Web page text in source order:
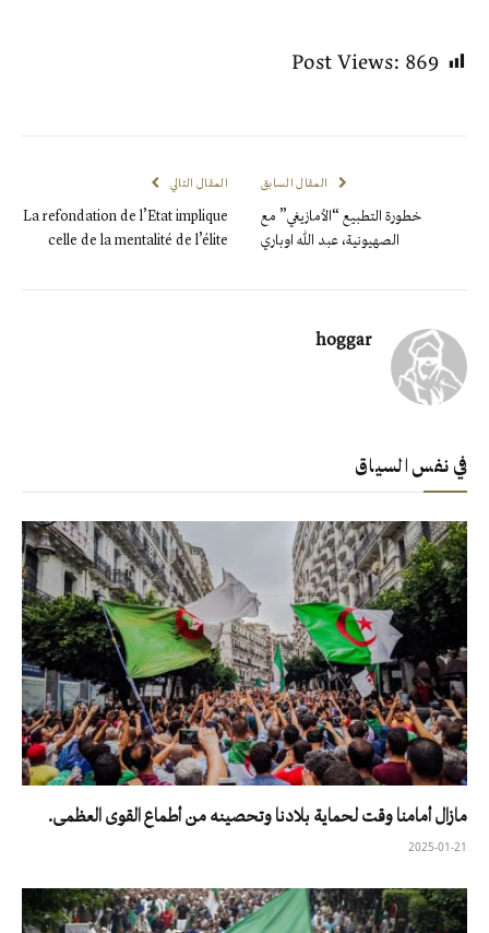
Post Views: 869
المقال السابق
خطورة التطبيع “الأمازيغي” مع
الصهيونية، عبد الله اوباري
المقال التالي
La refondation de l’Etat implique
celle de la mentalité de l’élite
hoggar
في نفس السياق
مازال أمامنا وقت لحماية بلادنا وتحصينه من أطماع القوى العظمى.
2025-01-21